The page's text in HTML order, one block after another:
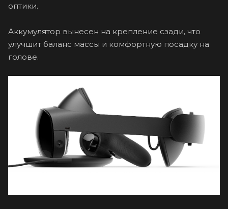
оптики.
Аккумулятор вынесен на крепление сзади, что
улучшит баланс массы и комфортную посадку на
голове.